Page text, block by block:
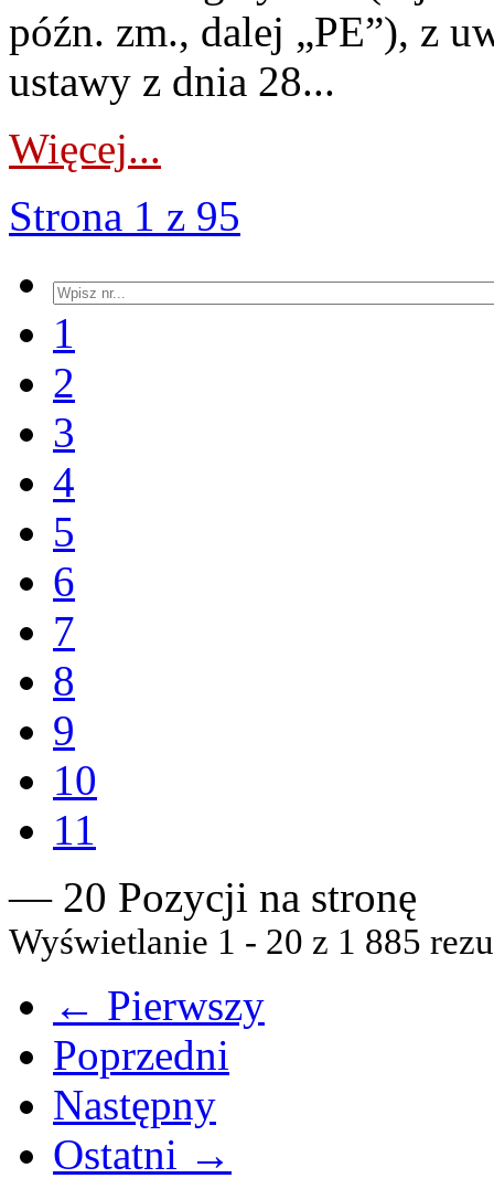
późn. zm., dalej „PE”), z
ustawy z dnia 28...
Więcej...
Strona 1 z 95
1
2
3
4
5
6
7
8
9
10
11
— 20 Pozycji na stronę
Wyświetlanie 1 - 20 z 1 885
← Pierwszy
Poprzedni
Następny
Ostatni →